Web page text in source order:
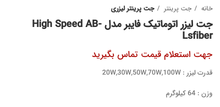
خانه جت پرینتر جت پرینتر لیزری
جت لیزر اتوماتیک فایبر مدل High Speed AB-
Lsfiber
قدرت لیزر : 20W,30W,50W,70W,100W
وزن : 64 کیلوگرم